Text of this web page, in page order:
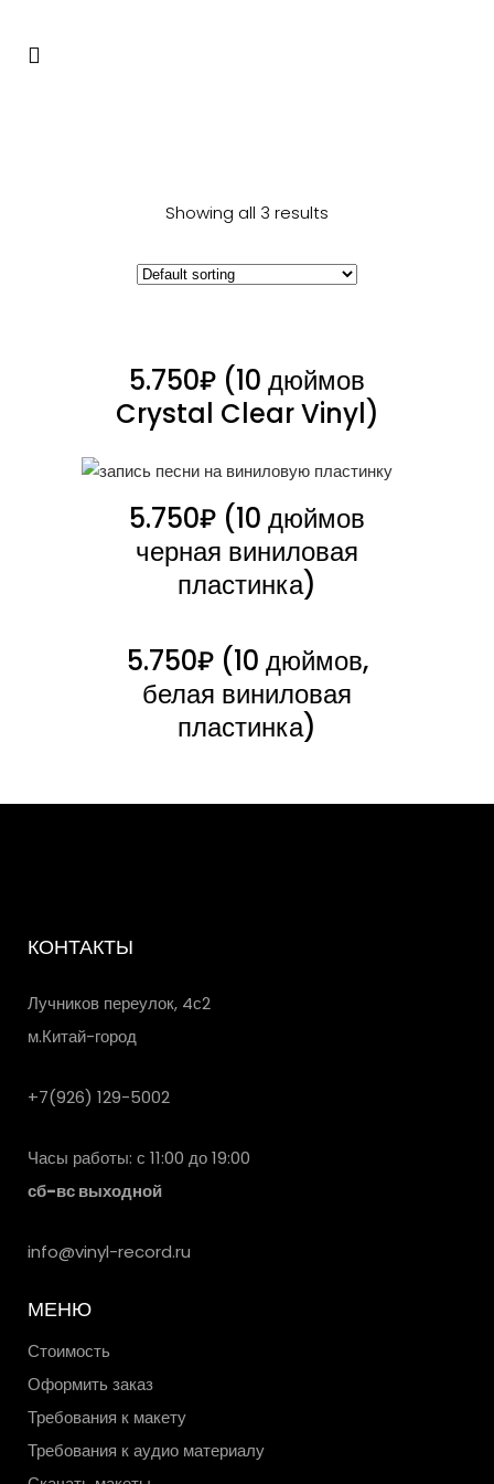
Showing all 3 results
5.750₽ (10 дюймов
Crystal Clear Vinyl)
5.750₽ (10 дюймов
черная виниловая
пластинка)
5.750₽ (10 дюймов,
белая виниловая
пластинка)
КОНТАКТЫ
Лучников переулок, 4с2
м.Китай-город
+7(926) 129-5002
Часы работы: с 11:00 до 19:00
сб-вс выходной
info@vinyl-record.ru
МЕНЮ
Стоимость
Оформить заказ
Требования к макету
Требования к аудио материалу